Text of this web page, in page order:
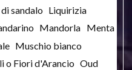
sandalo Liquirizia
Mandorla Menta
Muschio bianco
o Fiori d'Arancio Oud